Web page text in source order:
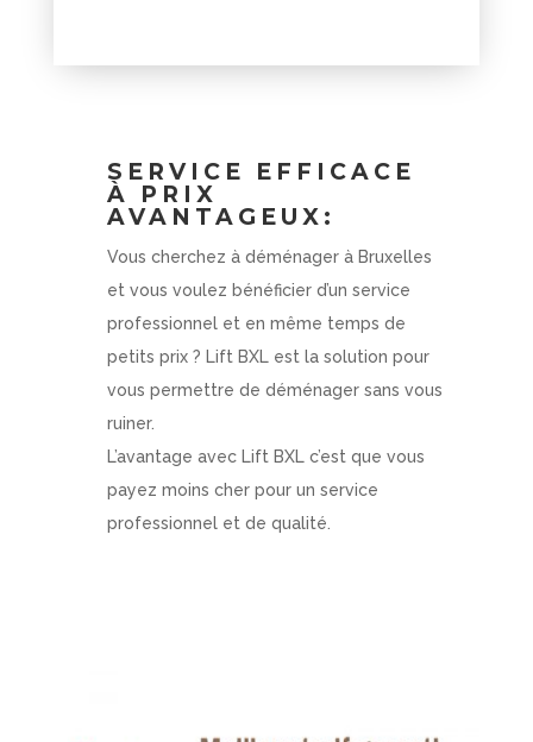
SERVICE EFFICACE
À PRIX
AVANTAGEUX:
Vous cherchez à déménager à Bruxelles
et vous voulez bénéficier d’un service
professionnel et en même temps de
petits prix ? Lift BXL est la solution pour
vous permettre de déménager sans vous
ruiner.
L’avantage avec Lift BXL c’est que vous
payez moins cher pour un service
professionnel et de qualité.